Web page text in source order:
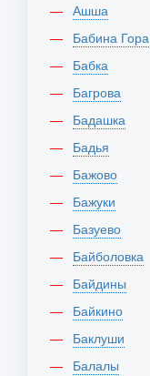
Ашша
Бабина Гора
Бабка
Багрова
Бадашка
Бадья
Бажово
Бажуки
Базуево
Байболовка
Байдины
Байкино
Баклуши
Балалы